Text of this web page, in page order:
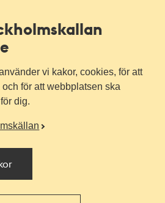
vi kakor, cookies, för att
för att webbplatsen ska
dig.